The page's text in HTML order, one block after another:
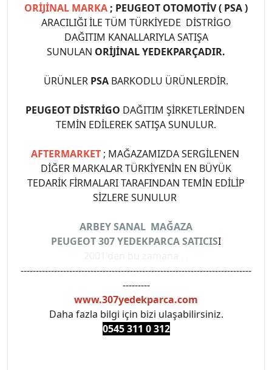
ORİJİNAL MARKA ; PEUGEOT OTOMOTİV ( PSA )
ARACILIĞI İLE TÜM TÜRKİYEDE DİSTRİGO
DAĞITIM KANALLARIYLA SATIŞA
SUNULAN ORİJİNAL YEDEKPARÇADIR.
ÜRÜNLER PSA BARKODLU ÜRÜNLERDİR.
PEUGEOT DİSTRİGO DAĞITIM ŞİRKETLERİNDEN
TEMİN EDİLEREK SATIŞA SUNULUR.
AFTERMARKET ; MAĞAZAMIZDA SERGİLENEN
DİĞER MARKALAR TÜRKİYENİN EN BÜYÜK
TEDARİK FİRMALARI TARAFINDAN TEMİN EDİLİP
SİZLERE SUNULUR
ARBEY SANAL MAĞAZA
PEUGEOT 307 YEDEKPARCA SATICISI
----------------------------------------------------------------------------
---------
www.307yedekparca.com
Daha fazla bilgi için bizi ulaşabilirsiniz.
0545 311 0 312